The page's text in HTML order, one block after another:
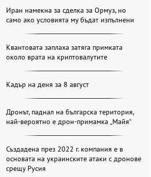
Иран намекна за сделка за Ормуз, но
само ако условията му бъдат изпълнени
Квантовата заплаха затяга примката
около врата на криптовалутите
Кадър на деня за 8 август
Дронът, паднал на българска територия,
най-вероятно е дрон-примамка „Майя“
Създадена през 2022 г. компания е в
основата на украинските атаки с дронове
срещу Русия